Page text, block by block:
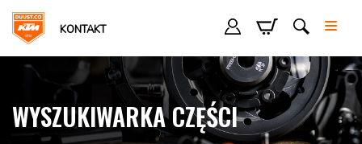
KONTAKT
WYSZUKIWARKA CZĘŚCI